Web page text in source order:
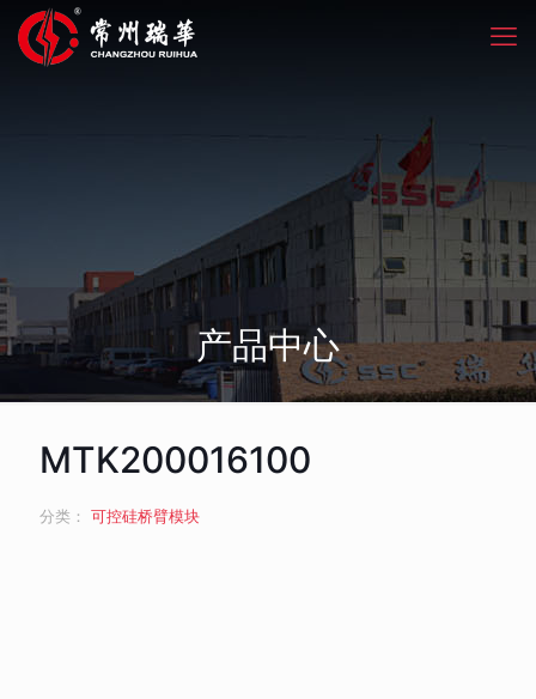
产品中心
MTK200016100
分类： 可控硅桥臂模块